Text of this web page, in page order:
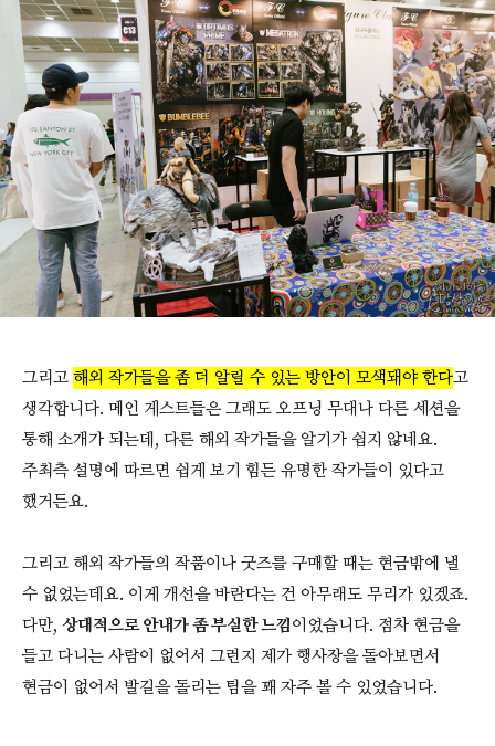
그리고 해외 작가들을 좀 더 알릴 수 있는 방안이 모색돼야 한다고
생각합니다. 메인 게스트들은 그래도 오프닝 무대나 다른 세션을
통해 소개가 되는데, 다른 해외 작가들을 알기가 쉽지 않네요.
주최측 설명에 따르면 쉽게 보기 힘든 유명한 작가들이 있다고
했거든요.
그리고 해외 작가들의 작품이나 굿즈를 구매할 때는 현금밖에 낼
수 없었는데요. 이게 개선을 바란다는 건 아무래도 무리가 있겠죠.
다만, 상대적으로 안내가 좀 부실한 느낌이었습니다. 점차 현금을
들고 다니는 사람이 없어서 그런지 제가 행사장을 돌아보면서
현금이 없어서 발길을 돌리는 팀을 꽤 자주 볼 수 있었습니다.